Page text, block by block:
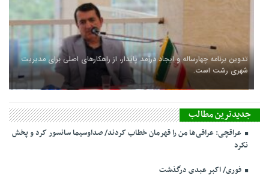
تدوین برنامه چهارساله و ایجاد درآمد پایدار، از راهکارهای اصلی برای مدیریت
شهری رشت است.
جدیدترین مطالب
عراقچی: عراقی‌ها من را قهرمان خطاب کردند/ صداوسیما سانسور کرد و پخش
نکرد
فوری/ اکبر عبدی درگذشت